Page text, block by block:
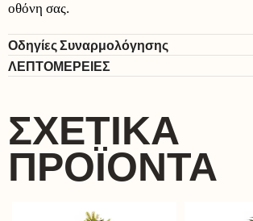
οθόνη σας.
Οδηγίες Συναρμολόγησης
ΛΕΠΤΟΜΕΡΕΙΕΣ
ΣΧΕΤΙΚΆ
ΠΡΟΪΌΝΤΑ